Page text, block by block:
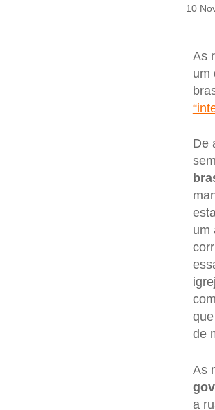
10
As
um
De
um
de
As
a